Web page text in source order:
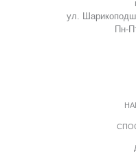
ул.
Пн-